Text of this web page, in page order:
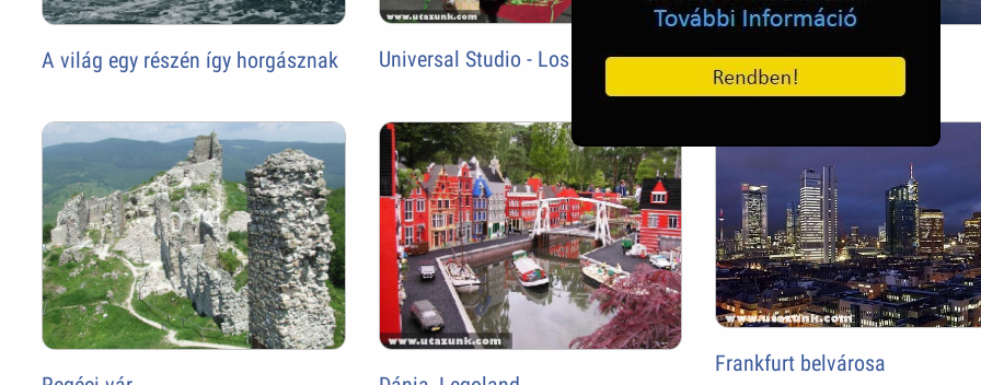
A világ egy részén így horgásznak Universal Studio - Los Angeles Budapest, Szabadság híd
Frankfurt belvárosa